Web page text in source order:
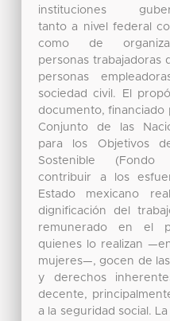
instituciones
tanto a nivel federal
como de
personas trabajadoras
personas
sociedad civil. El
documento, financiado
Conjunto de las
para los Objetivos
Sostenible
contribuir a los
Estado mexicano
dignificación del
remunerado en el
quienes lo realizan
mujeres—, gocen de
y derechos
decente,
a la seguridad social.